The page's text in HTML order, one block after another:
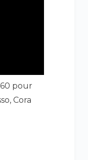
pour
Cora